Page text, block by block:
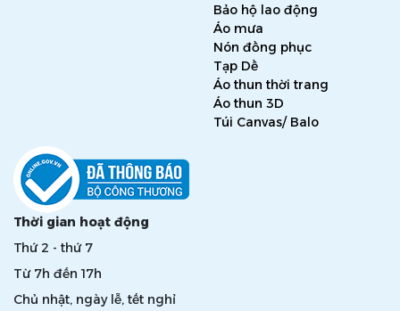
Bảo hộ lao động
Áo mưa
Nón đồng phục
Tạp Dề
Áo thun thời trang
Áo thun 3D
Túi Canvas/ Balo
Thời gian hoạt động
Thứ 2 - thứ 7
Từ 7h đến 17h
Chủ nhật, ngày lễ, tết nghỉ